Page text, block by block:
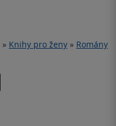
» Knihy pro ženy » Romány